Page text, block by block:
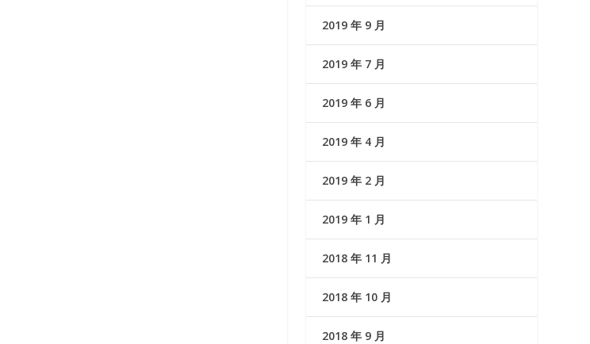
2019 年 9 月
2019 年 7 月
2019 年 6 月
2019 年 4 月
2019 年 2 月
2019 年 1 月
2018 年 11 月
2018 年 10 月
2018 年 9 月